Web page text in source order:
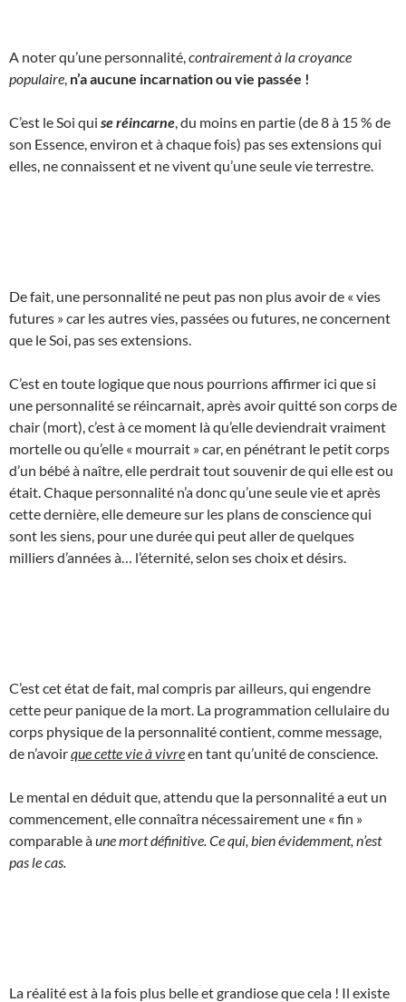
A noter qu’une personnalité, contrairement à la croyance
populaire n’a aucune incarnation ou vie passée !
C’est le Soi qui se réincarne , du moins en partie (de 8 à 15 % de
son Essence, environ et à chaque fois) pas ses extensions qui
elles, ne connaissent et ne vivent qu’une seule vie terrestre.
De fait, une personnalité ne peut pas non plus avoir de « vies
futures » car les autres vies, passées ou futures, ne concernent
que le Soi, pas ses extensions.
C’est en toute logique que nous pourrions affirmer ici que si
une personnalité se réincarnait, après avoir quitté son corps de
chair (mort), c’est à ce moment là qu’elle deviendrait vraiment
mortelle ou qu’elle « mourrait » car, en pénétrant le petit corps
d’un bébé à naître, elle perdrait tout souvenir de qui elle est ou
était. Chaque personnalité n’a donc qu’une seule vie et après
cette dernière, elle demeure sur les plans de conscience qui
sont les siens, pour une durée qui peut aller de quelques
milliers d’années à… l’éternité, selon ses choix et désirs.
C’est cet état de fait, mal compris par ailleurs, qui engendre
cette peur panique de la mort. La programmation cellulaire du
corps physique de la personnalité contient, comme message,
de n’avoirque cette vie à vivreen tant qu’unité de conscience.
Le mental en déduit que, attendu que la personnalité a eut un
commencement, elle connaîtra nécessairement une « fin »
comparable àune mort définitive. Ce qui, bien évidemment, n’est
pas le cas.
La réalité est à la fois plus belle et grandiose que cela ! Il existe